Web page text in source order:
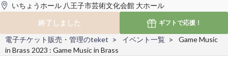
いちょうホール 八王子市芸術文化会館 大ホール
終了しました
ギフトで応援！
電子チケット販売・管理のteket イベント一覧
Game Music
in Brass 2023 : Game Music in Brass